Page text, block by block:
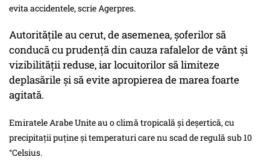
evita accidentele, scrie Agerpres.
Autoritățile au cerut, de asemenea, șoferilor să
conducă cu prudență din cauza rafalelor de vânt și
vizibilității reduse, iar locuitorilor să limiteze
deplasările și să evite apropierea de marea foarte
agitată.
Emiratele Arabe Unite au o climă tropicală și deșertică, cu
precipitații puține și temperaturi care nu scad de regulă sub 10
°Celsius.